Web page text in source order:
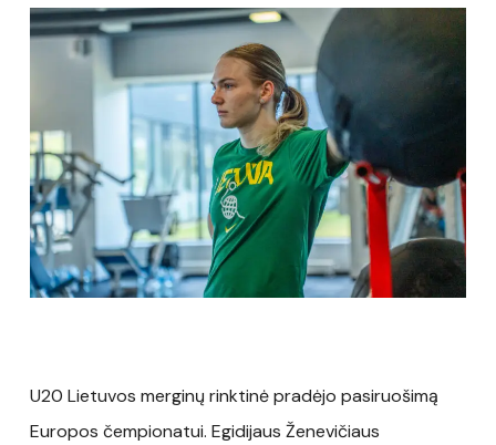
U20 Lietuvos merginų rinktinė pradėjo pasiruošimą
Europos čempionatui. Egidijaus Ženevičiaus